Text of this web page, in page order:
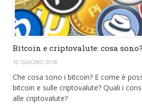
Bitcoin e criptovalute: cosa sono?
10 GIUGNO 2018
Che cosa sono i bitcoin? E come è
bitcoin e sulle criptovalute? Quali i
alle criptovalute?